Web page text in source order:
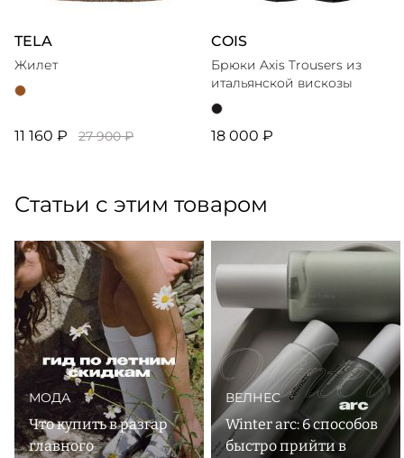
TELA
Жилет
11 160 ₽ 27 900 ₽
COIS
Брюки Axis Trousers из
итальянской вискозы
18 000 ₽
Статьи с этим товаром
МОДА
Что купить в разгар
главного
ВЕЛНЕС
Winter arc: 6 способов
быстро прийти в